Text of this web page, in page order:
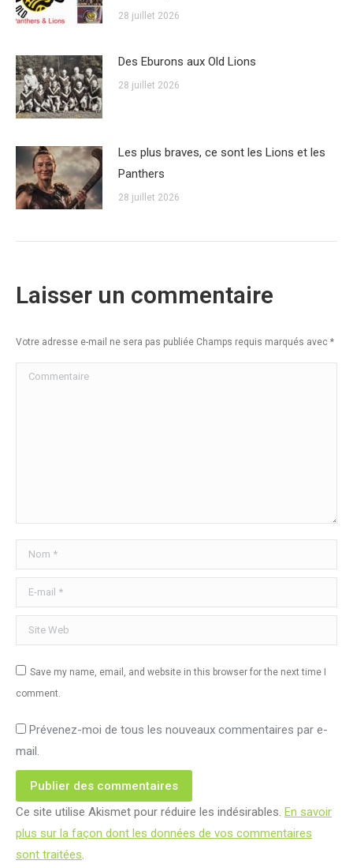
28 juillet 2026
Des Eburons aux Old Lions
28 juillet 2026
Les plus braves, ce sont les Lions et les
Panthers
28 juillet 2026
Laisser un commentaire
Votre adresse e-mail ne sera pas publiée Champs requis marqués avec *
Commentaire
Nom *
E-mail *
Site Web
Save my name, email, and website in this browser for the next time I
comment.
Prévenez-moi de tous les nouveaux commentaires par e-
mail.
Publier des commentaires
Ce site utilise Akismet pour réduire les indésirables. En savoir
plus sur la façon dont les données de vos commentaires
sont traitées.